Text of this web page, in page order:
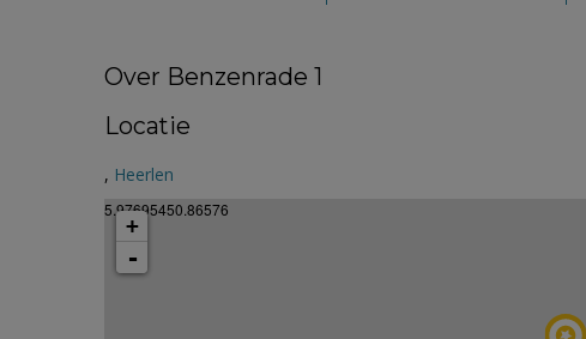
Over Benzenrade 1
Locatie
, Heerlen
5.97695450.86576
+
-